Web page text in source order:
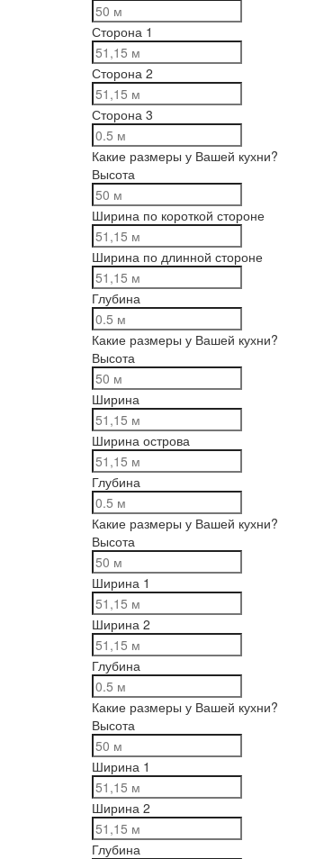
Сторона 1
Сторона 2
Сторона 3
Какие размеры у Вашей кухни?
Высота
Ширина по короткой стороне
Ширина по длинной стороне
Глубина
Какие размеры у Вашей кухни?
Высота
Ширина
Ширина острова
Глубина
Какие размеры у Вашей кухни?
Высота
Ширина 1
Ширина 2
Глубина
Какие размеры у Вашей кухни?
Высота
Ширина 1
Ширина 2
Глубина